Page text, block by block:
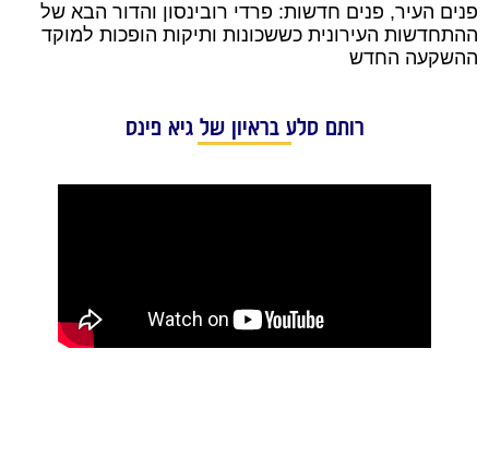
פנים העיר, פנים חדשות: פרדי רובינסון והדור הבא של
ההתחדשות העירונית כששכונות ותיקות הופכות למוקד
ההשקעה החדש
רותם סלע בראיון של גיא פינס